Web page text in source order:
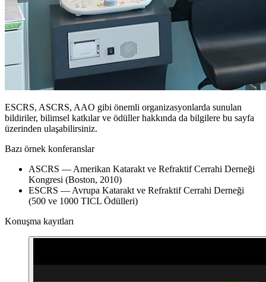
ESCRS, ASCRS, AAO gibi önemli organizasyonlarda sunulan
bildiriler, bilimsel katkılar ve ödüller hakkında da bilgilere bu sayfa
üzerinden ulaşabilirsiniz.
Bazı örnek konferanslar
ASCRS — Amerikan Katarakt ve Refraktif Cerrahi Derneği
Kongresi (Boston, 2010)
ESCRS — Avrupa Katarakt ve Refraktif Cerrahi Derneği
(500 ve 1000 TICL Ödülleri)
Konuşma kayıtları